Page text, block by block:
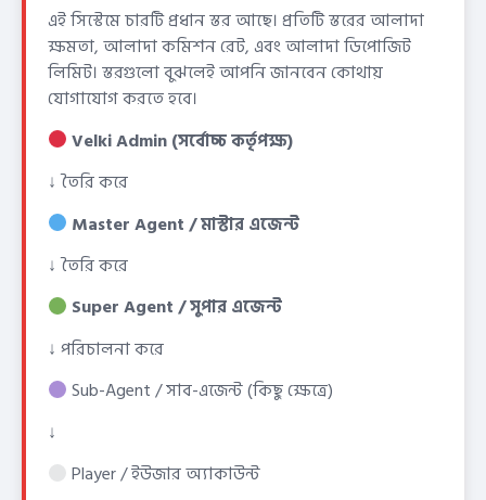
এই সিস্টেমে চারটি প্রধান স্তর আছে। প্রতিটি স্তরের আলাদা
ক্ষমতা, আলাদা কমিশন রেট, এবং আলাদা ডিপোজিট
লিমিট। স্তরগুলো বুঝলেই আপনি জানবেন কোথায়
যোগাযোগ করতে হবে।
Velki Admin (সর্বোচ্চ কর্তৃপক্ষ)
↓ তৈরি করে
Master Agent / মাস্টার এজেন্ট
↓ তৈরি করে
Super Agent / সুপার এজেন্ট
↓ পরিচালনা করে
Sub-Agent / সাব-এজেন্ট (কিছু ক্ষেত্রে)
↓
Player / ইউজার অ্যাকাউন্ট